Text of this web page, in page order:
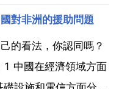
壓力 吸菸是 全民的
要說言傳身教明星比
對非洲的援助問題
的看法，你認同嗎？
中國在經濟領域方面